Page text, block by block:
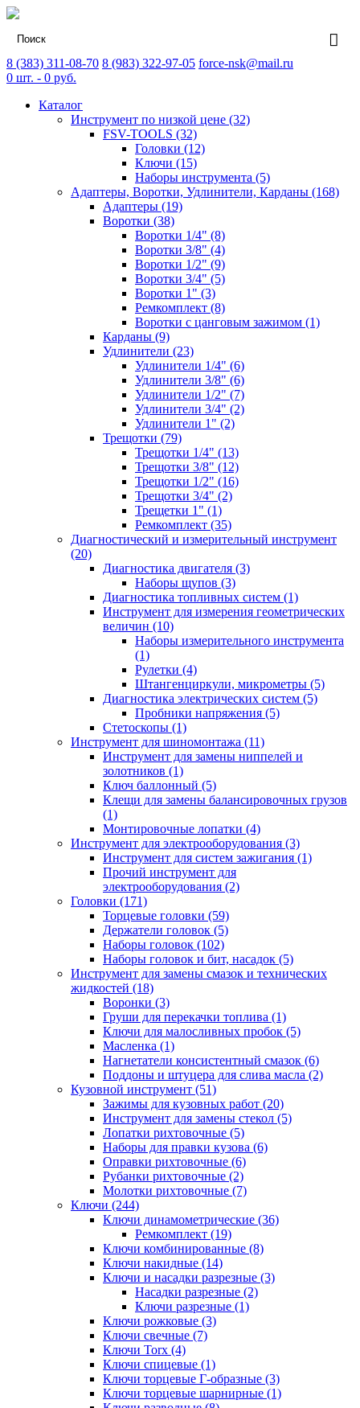
8 (383) 311-08-70 8 (983) 322-97-05 force-nsk@mail.ru
0 шт. - 0 руб.
Каталог
Инструмент по низкой цене (32)
FSV-TOOLS (32)
Головки (12)
Ключи (15)
Наборы инструмента (5)
Адаптеры, Воротки, Удлинители, Карданы (168)
Адаптеры (19)
Воротки (38)
Воротки 1/4" (8)
Воротки 3/8" (4)
Воротки 1/2" (9)
Воротки 3/4" (5)
Воротки 1" (3)
Ремкомплект (8)
Воротки с цанговым зажимом (1)
Карданы (9)
Удлинители (23)
Удлинители 1/4" (6)
Удлинители 3/8" (6)
Удлинители 1/2" (7)
Удлинители 3/4" (2)
Удлинители 1" (2)
Трещотки (79)
Трещотки 1/4" (13)
Трещотки 3/8" (12)
Трещотки 1/2" (16)
Трещотки 3/4" (2)
Трещетки 1" (1)
Ремкомплект (35)
Диагностический и измерительный инструмент
(20)
Диагностика двигателя (3)
Наборы щупов (3)
Диагностика топливных систем (1)
Инструмент для измерения геометрических
величин (10)
Наборы измерительного инструмента
(1)
Рулетки (4)
Штангенциркули, микрометры (5)
Диагностика электрических систем (5)
Пробники напряжения (5)
Стетоскопы (1)
Инструмент для шиномонтажа (11)
Инструмент для замены ниппелей и
золотников (1)
Ключ баллонный (5)
Клещи для замены балансировочных грузов
(1)
Монтировочные лопатки (4)
Инструмент для электрооборудования (3)
Инструмент для систем зажигания (1)
Прочий инструмент для
электрооборудования (2)
Головки (171)
Торцевые головки (59)
Держатели головок (5)
Наборы головок (102)
Наборы головок и бит, насадок (5)
Инструмент для замены смазок и технических
жидкостей (18)
Воронки (3)
Груши для перекачки топлива (1)
Ключи для малосливных пробок (5)
Масленка (1)
Нагнетатели консистентный смазок (6)
Поддоны и штуцера для слива масла (2)
Кузовной инструмент (51)
Зажимы для кузовных работ (20)
Инструмент для замены стекол (5)
Лопатки рихтовочные (5)
Наборы для правки кузова (6)
Оправки рихтовочные (6)
Рубанки рихтовочные (2)
Молотки рихтовочные (7)
Ключи (244)
Ключи динамометрические (36)
Ремкомплект (19)
Ключи комбинированные (8)
Ключи накидные (14)
Ключи и насадки разрезные (3)
Насадки разрезные (2)
Ключи разрезные (1)
Ключи рожковые (3)
Ключи свечные (7)
Ключи Torx (4)
Ключи спицевые (1)
Ключи торцевые Г-образные (3)
Ключи торцевые шарнирные (1)